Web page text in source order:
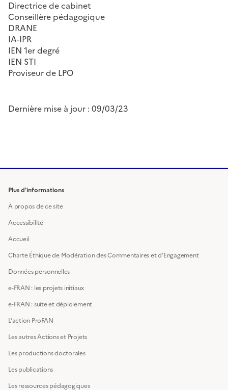
Directrice de cabinet
Conseillère pédagogique
DRANE
IA-IPR
IEN 1er degré
IEN STI
Proviseur de LPO
Dernière mise à jour : 09/03/23
Plus d'informations
À propos de ce site
Accessibilité
Accueil
Charte Éthique de Modération des Commentaires et d’Engagement
Données personnelles
e-FRAN : les projets initiaux
e-FRAN : suite et déploiement
L’action ProFAN
Les autres Actions et Projets
Les productions doctorales
Les publications
Les ressources pédagogiques